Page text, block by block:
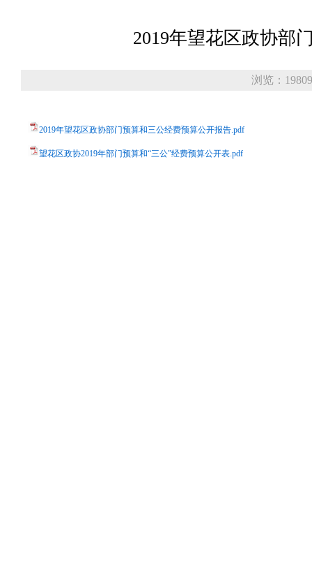
2019年望花区政协部
浏览：
2019年望花区政协部门预算和三公经费预算公开报告.pdf
望花区政协2019年部门预算和“三公”经费预算公开表.pdf